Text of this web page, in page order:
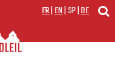
FR|EN|SP|DE